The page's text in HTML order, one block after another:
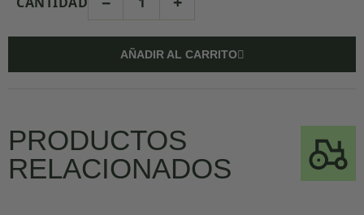
AÑADIR AL CARRITO
PRODUCTOS
RELACIONADOS